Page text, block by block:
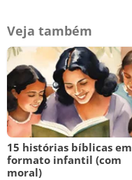
Veja também
15 histórias bíblicas em
formato infantil (com
moral)